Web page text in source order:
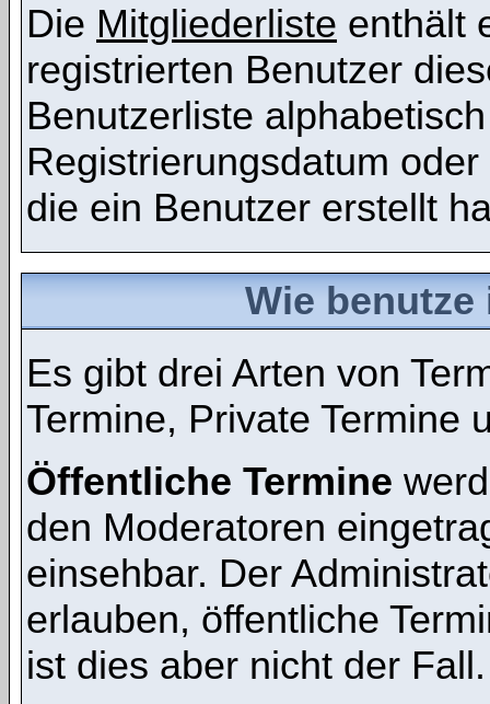
Die Mitgliederliste enthält
registrierten Benutzer
Benutzerliste
Registrierungsdatum
die ein Benutzer erstellt
Wie
Es gibt drei Arten von
Termine, Private Termine
Öffentliche Termine
den Moderatoren
einsehbar. Der
erlauben, öffentliche
ist dies aber nicht der Fall.